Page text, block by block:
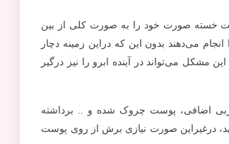
خسته صورت خود را به صورت کلی از بین
می‌دهند بدون این که دراین زمینه دچار
مشکل می‌تواند در آینده ابرو را نیز درگیر
اضافی، پوست چروک شده و .. برداشته
درغیراین صورت نیازی برش از روی پوست